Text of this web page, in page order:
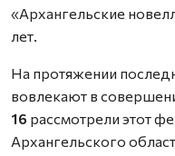
«Архангельские
лет.
На протяжении
вовлекают в
16 рассмотрели этот
Архангельского